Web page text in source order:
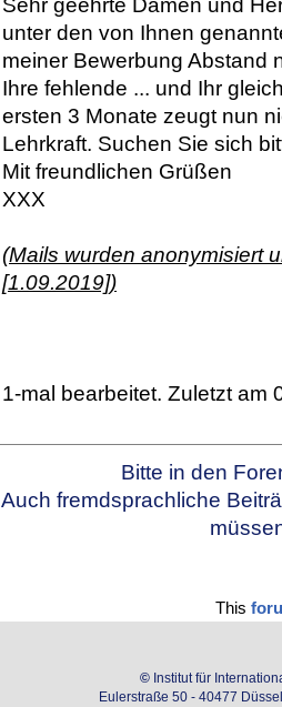
Sehr geehrte Damen und
unter den von Ihnen
meiner Bewerbung Abstand
Ihre fehlende ... und Ihr
ersten 3 Monate zeugt nun
Lehrkraft. Suchen Sie sich
Mit freundlichen Grüßen
XXX
(Mails wurden anonymisiert
[1.09.2019])
1-mal bearbeitet. Zuletzt am
Bitte in den
Auch fremdsprachliche
This
© Institut für
Eulerstraße 50 - 40477